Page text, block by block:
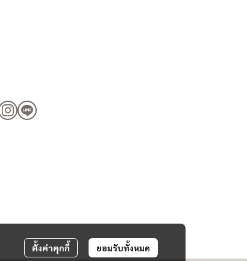
ตั้งค่าคุกกี้ ยอมรับทั้งหมด